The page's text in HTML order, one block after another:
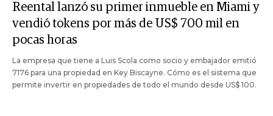
Reental lanzó su primer inmueble en Miami y
vendió tokens por más de US$ 700 mil en
pocas horas
La empresa que tiene a Luis Scola como socio y embajador emitió
7176 para una propiedad en Key Biscayne. Cómo es el sistema que
permite invertir en propiedades de todo el mundo desde US$ 100.